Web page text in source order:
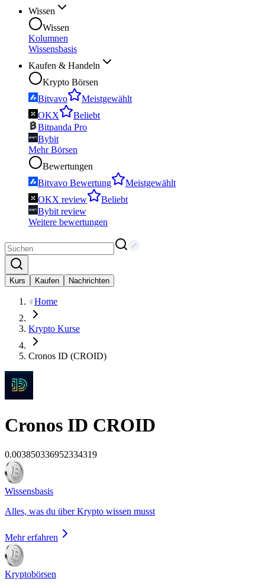
Wissen
Wissen
Kolumnen
Wissensbasis
Kaufen & Handeln
Krypto Börsen
Bitvavo
Meistgewählt
OKX
Beliebt
Bitpanda Pro
Bybit
Mehr Börsen
Bewertungen
Bitvavo Bewertung
Meistgewählt
OKX review
Beliebt
Bybit review
Weitere bewertungen
Kurs Kaufen Nachrichten
Home
Krypto Kurse
Cronos ID (CROID)
Cronos ID CROID
0.003850336952334319
Wissensbasis
Alles, was du über Krypto wissen musst
Mehr erfahren
Kryptobörsen